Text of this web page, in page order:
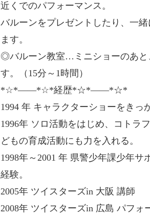
近くでのパフォーマンス。
バルーンをプレゼントしたり、一
ます。
◎バルーン教室…ミニショーのあと
す。（15分～1時間）
*☆*――*☆*経歴*☆*――*☆*
1994 年 キャラクターショーをきっ
1996年 ソロ活動をはじめ、コトラ
どもの育成活動にも力を入れる。
1998年～2001 年 県警少年課少年
経験。
2005年 ツイスターズin 大阪 講師
2008年 ツイスターズin 広島 パフォ